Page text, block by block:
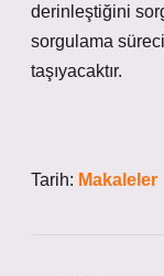
derinleştiğini
sorgulama
taşıyacaktır.
Tarih: Makaleler